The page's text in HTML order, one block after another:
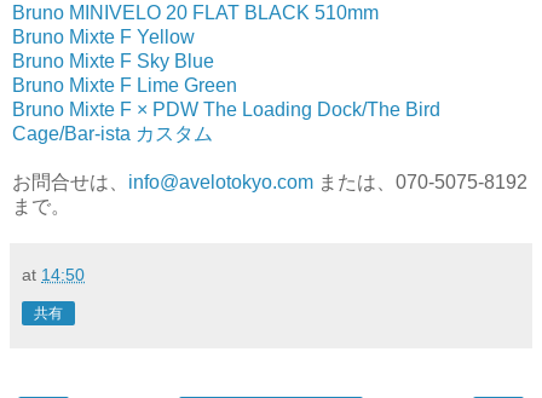
Bruno MINIVELO 20 FLAT BLACK 510mm
Bruno Mixte F Yellow
Bruno Mixte F Sky Blue
Bruno Mixte F Lime Green
Bruno Mixte F × PDW The Loading Dock/The Bird
Cage/Bar-ista カスタム
お問合せは、 info@avelotokyo.com または、070-5075-8192
まで。
at 14:50
共有